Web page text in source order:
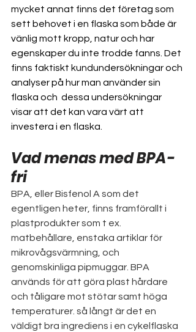
mycket annat finns det företag som
sett behovet i en flaska som både är
vänlig mott kropp, natur och har
egenskaper du inte trodde fanns. Det
finns faktiskt kundundersökningar och
analyser på hur man använder sin
flaska och  dessa undersökningar
visar att det kan vara värt att
investera i en flaska.
Vad menas med BPA-
fri
BPA, eller Bisfenol A som det
egentligen heter, finns framförallt i
plastprodukter som t ex.
matbehållare, enstaka artiklar för
mikrovågsvärmning, och
genomskinliga pipmuggar. BPA
används för att göra plast hårdare
och tåligare mot stötar samt höga
temperaturer. så långt är det en
väldigt bra ingrediens i en cykelflaska